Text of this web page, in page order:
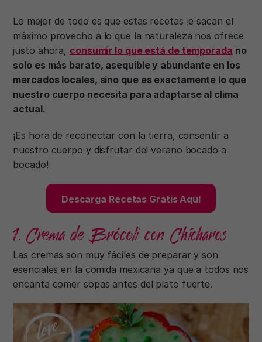
Lo mejor de todo es que estas recetas le sacan el
máximo provecho a lo que la naturaleza nos ofrece
justo ahora, consumir lo que está de temporada no
solo es más barato, asequible y abundante en los
mercados locales, sino que es exactamente lo que
nuestro cuerpo necesita para adaptarse al clima
actual.
¡Es hora de reconectar con la tierra, consentir a
nuestro cuerpo y disfrutar del verano bocado a
bocado!
Descarga Recetas Gratis Aquí
1. Crema de Brócoli con Chícharos
Las cremas son muy fáciles de preparar y son
esenciales en la comida mexicana ya que a todos nos
encanta comer sopas antes del plato fuerte.